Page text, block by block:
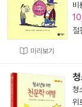
미리보기
비
절
청
위